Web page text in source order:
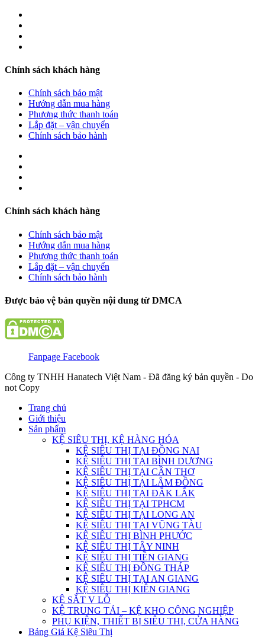
Chính sách khách hàng
Chính sách bảo mật
Hướng dẫn mua hàng
Phương thức thanh toán
Lắp đặt – vận chuyển
Chính sách bảo hành
Chính sách khách hàng
Chính sách bảo mật
Hướng dẫn mua hàng
Phương thức thanh toán
Lắp đặt – vận chuyển
Chính sách bảo hành
Được bảo vệ bản quyền nội dung từ DMCA
Fanpage Facebook
Công ty TNHH Hanatech Việt Nam - Đã đăng ký bản quyền - Do
not Copy
Trang chủ
Giới thiệu
Sản phẩm
KỆ SIÊU THỊ, KỆ HÀNG HÓA
KỆ SIÊU THỊ TẠI ĐỒNG NAI
KỆ SIÊU THỊ TẠI BÌNH DƯƠNG
KỆ SIÊU THỊ TẠI CẦN THƠ
KỆ SIÊU THỊ TẠI LÂM ĐỒNG
KỆ SIÊU THỊ TẠI ĐẮK LẮK
KỆ SIÊU THỊ TẠI TPHCM
KỆ SIÊU THỊ TẠI LONG AN
KỆ SIÊU THỊ TẠI VŨNG TÀU
KỆ SIÊU THỊ BÌNH PHƯỚC
KỆ SIÊU THỊ TÂY NINH
KỆ SIÊU THỊ TIỀN GIANG
KỆ SIÊU THỊ ĐỒNG THÁP
KỆ SIÊU THỊ TẠI AN GIANG
KỆ SIÊU THỊ KIÊN GIANG
KỆ SẮT V LỖ
KỆ TRUNG TẢI – KỆ KHO CÔNG NGHIỆP
PHỤ KIỆN, THIẾT BỊ SIÊU THỊ, CỬA HÀNG
Bảng Giá Kệ Siêu Thị